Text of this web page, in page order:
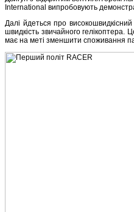
International випробовують
Далі йдеться про
швидкість звичайного
має на меті зменшити споживання